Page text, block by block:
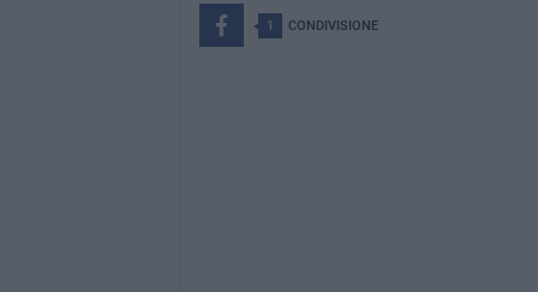
1 CONDIVISIONE